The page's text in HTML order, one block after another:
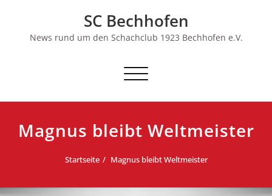
SC Bechhofen
News rund um den Schachclub 1923 Bechhofen e.V.
Schalte
Magnus bleibt Weltmeister
Startseite Magnus bleibt Weltmeister